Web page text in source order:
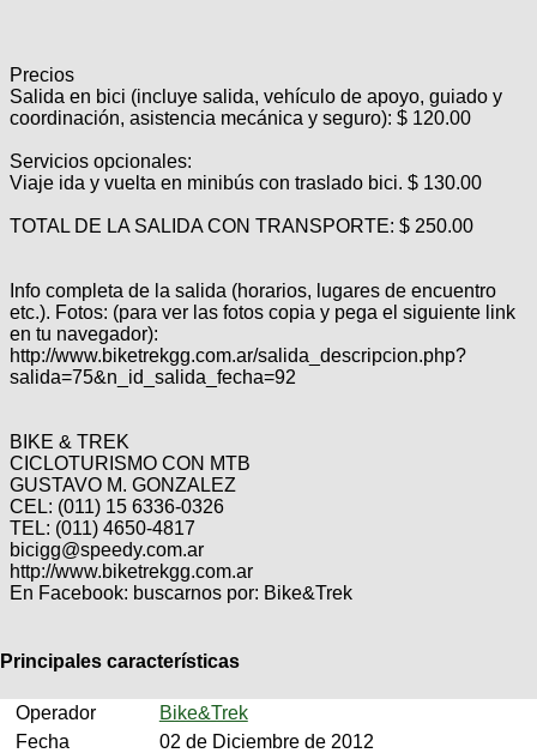
Precios
Salida en bici (incluye salida, vehículo de apoyo, guiado y
coordinación, asistencia mecánica y seguro): $ 120.00
Servicios opcionales:
Viaje ida y vuelta en minibús con traslado bici. $ 130.00
TOTAL DE LA SALIDA CON TRANSPORTE: $ 250.00
Info completa de la salida (horarios, lugares de encuentro
etc.). Fotos: (para ver las fotos copia y pega el siguiente link
en tu navegador):
http://www.biketrekgg.com.ar/salida_descripcion.php?
salida=75&n_id_salida_fecha=92
BIKE & TREK
CICLOTURISMO CON MTB
GUSTAVO M. GONZALEZ
CEL: (011) 15 6336-0326
TEL: (011) 4650-4817
bicigg@speedy.com.ar
http://www.biketrekgg.com.ar
En Facebook: buscarnos por: Bike&Trek
Principales características
Operador
Bike&Trek
Fecha
02 de Diciembre de 2012